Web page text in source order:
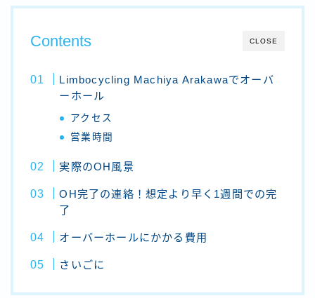
CLOSE
Contents
Limbocycling Machiya Arakawaでオーバ
ーホール
アクセス
営業時間
実際のOH風景
OH完了の連絡！想定より早く1週間での完
了
オーバーホールにかかる費用
さいごに